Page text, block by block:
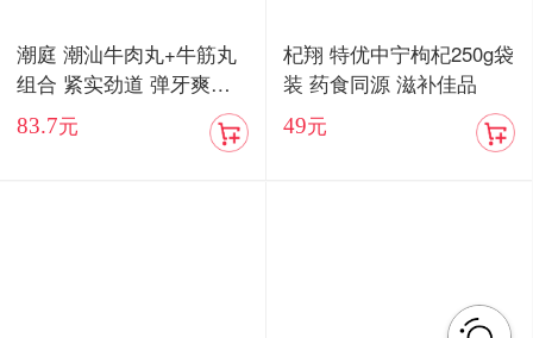
潮庭 潮汕牛肉丸+牛筋丸
组合 紧实劲道 弹牙爽口
顺丰包邮
83.7元
杞翔 特优中宁枸杞250g袋
装 药食同源 滋补佳品
49元